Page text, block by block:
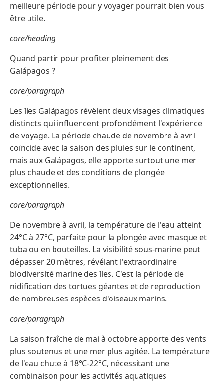
meilleure période pour y voyager pourrait bien vous
être utile.
core/heading
Quand partir pour profiter pleinement des
Galápagos ?
core/paragraph
Les îles Galápagos révèlent deux visages climatiques
distincts qui influencent profondément l'expérience
de voyage. La période chaude de novembre à avril
coïncide avec la saison des pluies sur le continent,
mais aux Galápagos, elle apporte surtout une mer
plus chaude et des conditions de plongée
exceptionnelles.
core/paragraph
De novembre à avril, la température de l'eau atteint
24°C à 27°C, parfaite pour la plongée avec masque et
tuba ou en bouteilles. La visibilité sous-marine peut
dépasser 20 mètres, révélant l'extraordinaire
biodiversité marine des îles. C'est la période de
nidification des tortues géantes et de reproduction
de nombreuses espèces d'oiseaux marins.
core/paragraph
La saison fraîche de mai à octobre apporte des vents
plus soutenus et une mer plus agitée. La température
de l'eau chute à 18°C-22°C, nécessitant une
combinaison pour les activités aquatiques